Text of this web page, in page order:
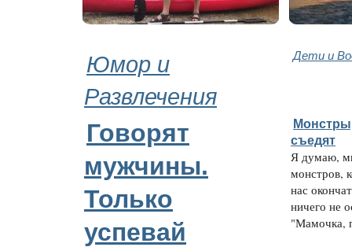
Юмор и
Развлечения
Дети и
Говорят
мужчины.
Только
успевай
съедят
Я думаю,
монстров,
нас
ничего не
"Мамочка,